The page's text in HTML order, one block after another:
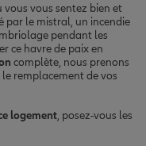
vous sentez bien et
par le mistral, un incendie
pendant les
ce havre de paix en
complète, nous prenons
remplacement de vos
logement, posez-vous les